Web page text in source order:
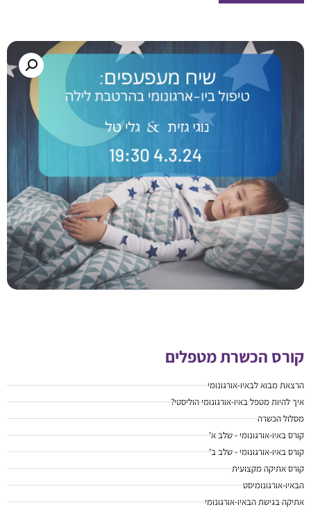
קורס הכשרת מטפלים
הרצאת מבוא לבאיו-אורגונומי
איך להיות מטפל באיו-אורגונומי הוליסטי?
מסלול הכשרה
קורס באיו-אורגונומי - שלב א'
קורס באיו-אורגונומי - שלב ב'
קורס אתיקה מקצועית
הבאיו-אורגונומיסט
אתיקה בגישת הבאיו-אורגונומי